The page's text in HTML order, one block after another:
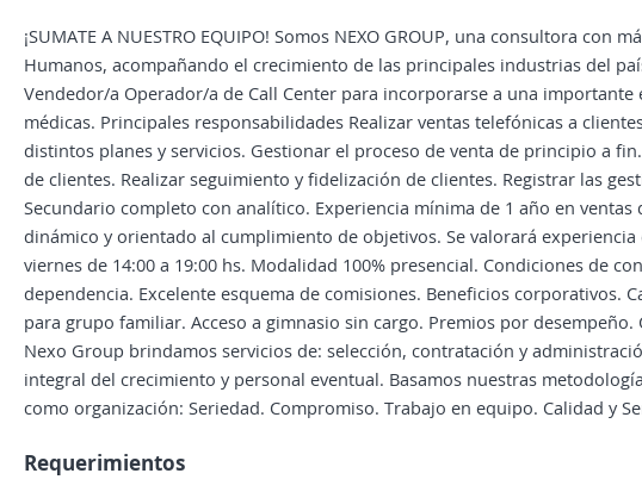
¡SUMATE A NUESTRO EQUIPO! Somos NEXO GROUP, una consultora con
Humanos, acompañando el crecimiento de las principales industrias del
Vendedor/a Operador/a de Call Center para incorporarse a una importante
médicas. Principales responsabilidades Realizar ventas telefónicas a
distintos planes y servicios. Gestionar el proceso de venta de principio a
de clientes. Realizar seguimiento y fidelización de clientes. Registrar las
Secundario completo con analítico. Experiencia mínima de 1 año en
dinámico y orientado al cumplimiento de objetivos. Se valorará
viernes de 14:00 a 19:00 hs. Modalidad 100% presencial. Condiciones de
dependencia. Excelente esquema de comisiones. Beneficios corporativos.
para grupo familiar. Acceso a gimnasio sin cargo. Premios por
Nexo Group brindamos servicios de: selección, contratación y
integral del crecimiento y personal eventual. Basamos nuestras
como organización: Seriedad. Compromiso. Trabajo en equipo. Calidad y
Requerimientos